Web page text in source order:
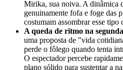
Mirika, sua noiva. A dinâmica
genuinamente fofa e foge das
costumam assombrar esse tipo
A queda de ritmo na
uma proposta de "vida
perde o fôlego quando tenta
O espectador percebe
plano sólido para sustentar a